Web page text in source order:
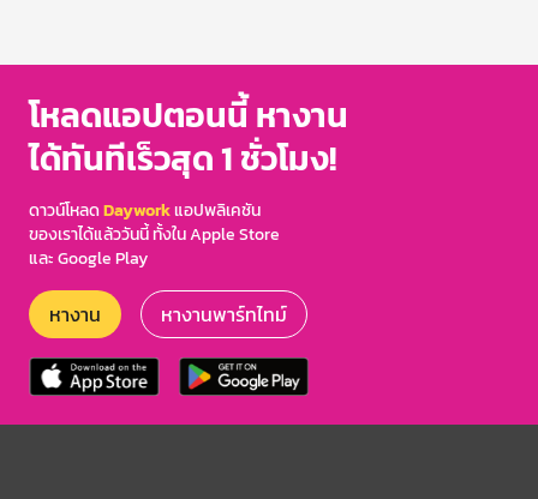
โหลดแอปตอนนี้ หางาน
ได้ทันทีเร็วสุด 1 ชั่วโมง!
ดาวน์โหลดDayworkแอปพลิเคชัน
ของเราได้แล้ววันนี้ ทั้งใน Apple Store
และ Google Play
หางาน หางานพาร์ทไทม์